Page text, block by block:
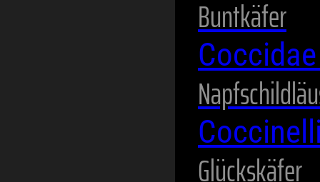
Buntkäfer
Glückskäfer